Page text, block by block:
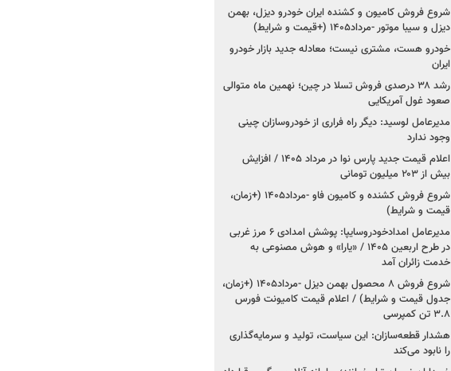
شروع فروش کامیون و کشنده ایران خودرو دیزل، بهمن
دیزل و سیبا موتور -مرداد۱۴۰۵ (+قیمت و شرایط)
خودرو هست، مشتری نیست؛ معادله جدید بازار خودرو
ایران
رشد ۳۸ درصدی فروش تسلا در چین؛ نهمین ماه متوالی
صعود غول آمریکایی
مدیرعامل لوسید: دیگر راه فراری از خودروسازان چینی
وجود ندارد
اعلام قیمت جدید پارس نوا در مرداد ۱۴۰۵ / افزایش
بیش از ۲۰۳ میلیون تومانی
شروع فروش کشنده و کامیون فاو -مرداد۱۴۰۵ (+زمان،
قیمت و شرایط)
مدیرعامل امدادخودروسایپا: پوشش امدادی ۶ مرز غربی
در طرح اربعین ۱۴۰۵ / «یارا» و هوش مصنوعی به
خدمت زائران آمد
شروع فروش ۸ محصول بهمن دیزل -مرداد۱۴۰۵ (+زمان،
جدول قیمت و شرایط) / اعلام قیمت کامیونت فورس
۳.۸ تن کمپرسی
هشدار قطعه‌سازان: این سیاست، تولید و سرمایه‌گذاری
را نابود می‌کند